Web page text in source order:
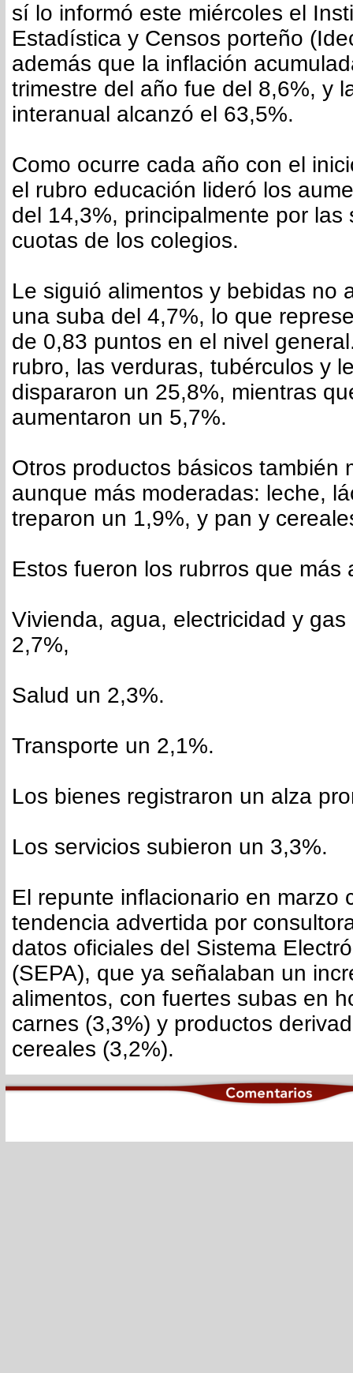
sí lo informó este miércoles el
Estadística y Censos porteño
además que la inflación
trimestre del año fue del 8,6%, y
interanual alcanzó el 63,5%.
Como ocurre cada año con el
el rubro educación lideró los
del 14,3%, principalmente por las
cuotas de los colegios.
Le siguió alimentos y bebidas no
una suba del 4,7%, lo que
de 0,83 puntos en el nivel
rubro, las verduras, tubérculos y
dispararon un 25,8%, mientras
aumentaron un 5,7%.
Otros productos básicos también
aunque más moderadas: leche,
treparon un 1,9%, y pan y
Estos fueron los rubrros que más
Vivienda, agua, electricidad y
2,7%,
Salud un 2,3%.
Transporte un 2,1%.
Los bienes registraron un alza
Los servicios subieron un 3,3%.
El repunte inflacionario en marzo
tendencia advertida por
datos oficiales del Sistema
(SEPA), que ya señalaban un
alimentos, con fuertes subas en
carnes (3,3%) y productos
cereales (3,2%).